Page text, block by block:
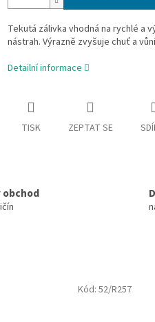
Tekutá zálivka vhodná na rychlé a
nástrah. Výrazně zvyšuje chuť a
Detailní informace
TISK ZEPTAT SE
obchod
Kód:52/R257